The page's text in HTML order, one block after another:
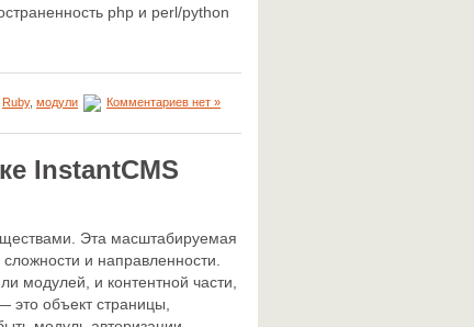
php и perl/python
Ruby, модули Комментариев нет »
InstantCMS
Эта масштабируемая
и направленности.
модулей, и контентной части,
объект страницы,